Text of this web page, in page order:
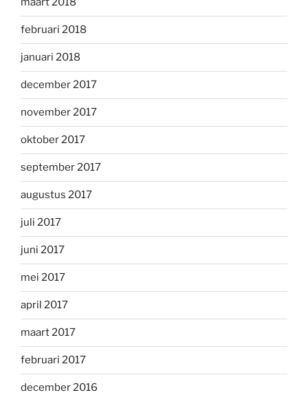
februari 2018
januari 2018
december 2017
november 2017
oktober 2017
september 2017
augustus 2017
juli 2017
juni 2017
mei 2017
april 2017
maart 2017
februari 2017
december 2016